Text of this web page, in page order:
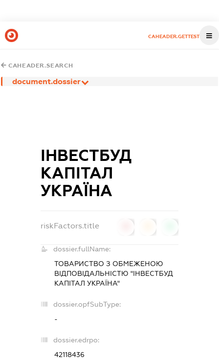
CAHEADER.GETTEST
CAHEADER.SEARCH
document.dossier
ІНВЕСТБУД
КАПІТАЛ
УКРАЇНА
riskFactors.title
dossier.fullName:
ТОВАРИСТВО З ОБМЕЖЕНОЮ
ВІДПОВІДАЛЬНІСТЮ "ІНВЕСТБУД
КАПІТАЛ УКРАЇНА"
dossier.opfSubType:
-
dossier.edrpo:
42118436